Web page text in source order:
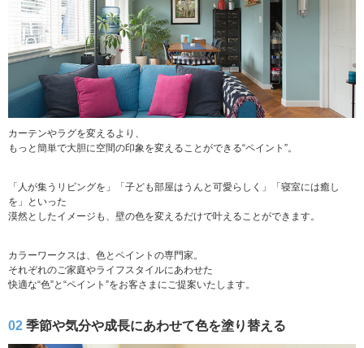
カーテンやラグを変えるより、
もっと簡単で大胆に空間の印象を変えることができる“ペイント”。
「人が集うリビングを」「子ども部屋はうんと可愛らしく」「寝室には癒し
を」といった
漠然としたイメージも、壁の色を変えるだけで叶えることができます。
カラーワークスは、色とペイントの専門家。
それぞれのご家庭やライフスタイルにあわせた
快適な“色”と“ペイント”をお客さまにご提案いたします。
02 季節や気分や成長にあわせて色を塗り替える